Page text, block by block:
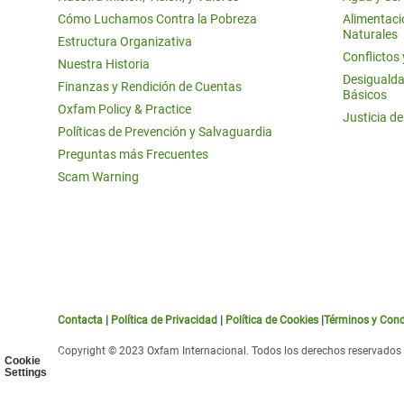
Cookie
Settings
Cómo Luchamos Contra la Pobreza
Estructura Organizativa
Nuestra Historia
Finanzas y Rendición de Cuentas
Oxfam Policy & Practice
Políticas de Prevención y Salvaguardia
Preguntas más Frecuentes
Scam Warning
Naturales
Conflictos
Básicos
Justicia de
Contacta Política de Privacidad Política de Cookies Términos y
Copyright © 2023 Oxfam Internacional. Todos los derechos reservados